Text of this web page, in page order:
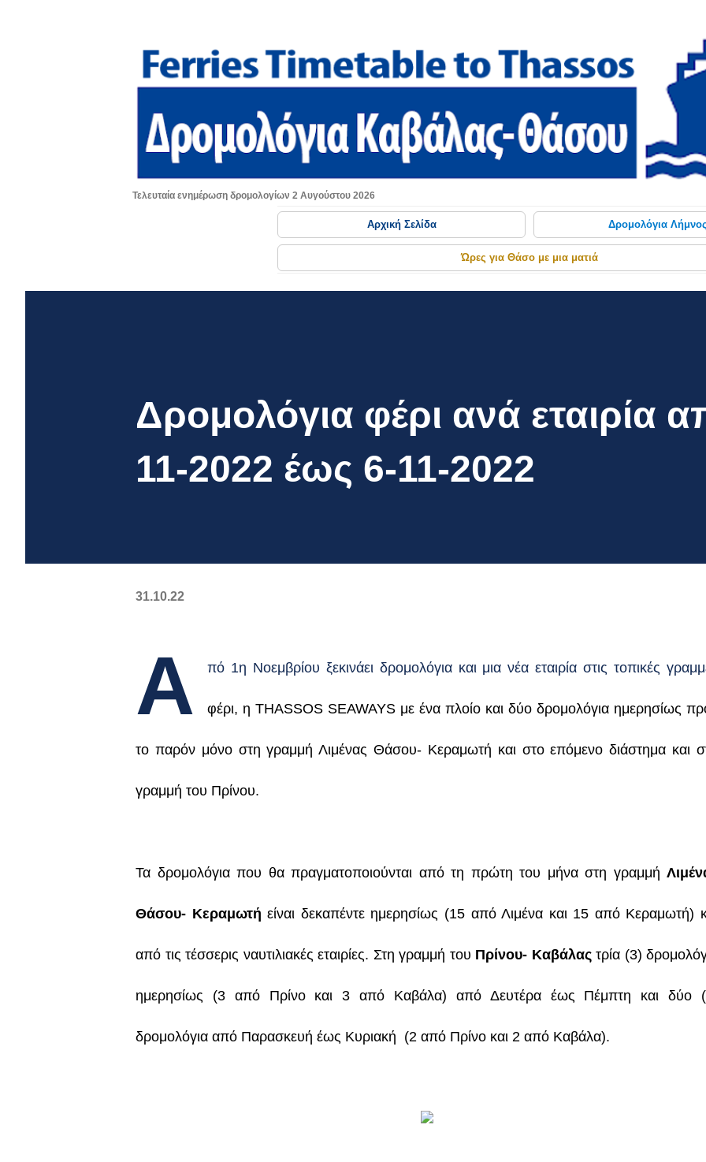
Τελευταία ενημέρωση δρομολογίων 2 Αυγούστου 2026
Αρχική Σελίδα Δρομολόγια
Ώρες για Θάσο με μια ματιά
Δρομολόγια φέρι ανά εταιρία
11-2022 έως 6-11-2022
31.10.22
Α πό 1η Νοεμβρίου ξεκινάει δρομολόγια και μια νέα εταιρία στις τοπικές
φέρι, η THASSOS SEAWAYS με ένα πλοίο και δύο δρομολόγια ημερησίως
το παρόν μόνο στη γραμμή Λιμένας Θάσου- Κεραμωτή και στο επόμενο διάστημα και
γραμμή του Πρίνου.
Τα δρομολόγια που θα πραγματοποιούνται από τη πρώτη του μήνα στη γραμμή
Θάσου- Κεραμωτή είναι δεκαπέντε ημερησίως (15 από Λιμένα και 15 από Κεραμωτή)
από τις τέσσερις ναυτιλιακές εταιρίες. Στη γραμμή του Πρίνου- Καβάλαςτρία (3)
ημερησίως (3 από Πρίνο και 3 από Καβάλα) από Δευτέρα έως Πέμπτη και δύο
δρομολόγια από Παρασκευή έως Κυριακή (2 από Πρίνο και 2 από Καβάλα).